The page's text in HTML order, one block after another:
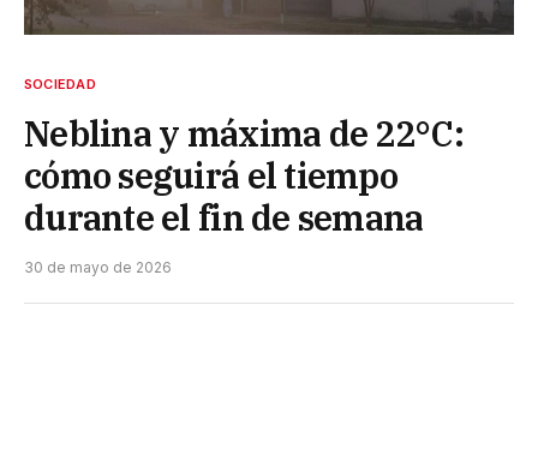
SOCIEDAD
Neblina y máxima de 22°C:
cómo seguirá el tiempo
durante el fin de semana
30 de mayo de 2026